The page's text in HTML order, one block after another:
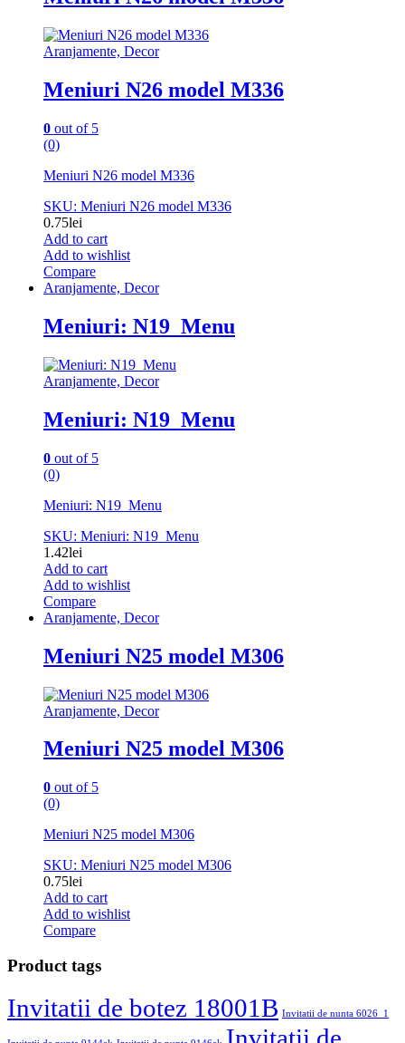
Aranjamente, Decor
Meniuri N26 model M336
0 out of 5
(0)
Meniuri N26 model M336
SKU: Meniuri N26 model M336
0.75lei
Add to cart
Add to wishlist
Compare
Aranjamente, Decor
Meniuri: N19_Menu
Aranjamente, Decor
Meniuri: N19_Menu
0 out of 5
(0)
Meniuri: N19_Menu
SKU: Meniuri: N19_Menu
1.42lei
Add to cart
Add to wishlist
Compare
Aranjamente, Decor
Meniuri N25 model M306
Aranjamente, Decor
Meniuri N25 model M306
0 out of 5
(0)
Meniuri N25 model M306
SKU: Meniuri N25 model M306
0.75lei
Add to cart
Add to wishlist
Compare
Product tags
Invitatii de botez 18001B Invitatii de nunta 6026_1